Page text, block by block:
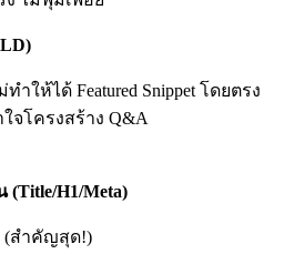
LD)
ทำให้ได้ Featured Snippet โดยตรง
ใจโครงสร้าง Q&A
(Title/H1/Meta)
(สำคัญสุด!)